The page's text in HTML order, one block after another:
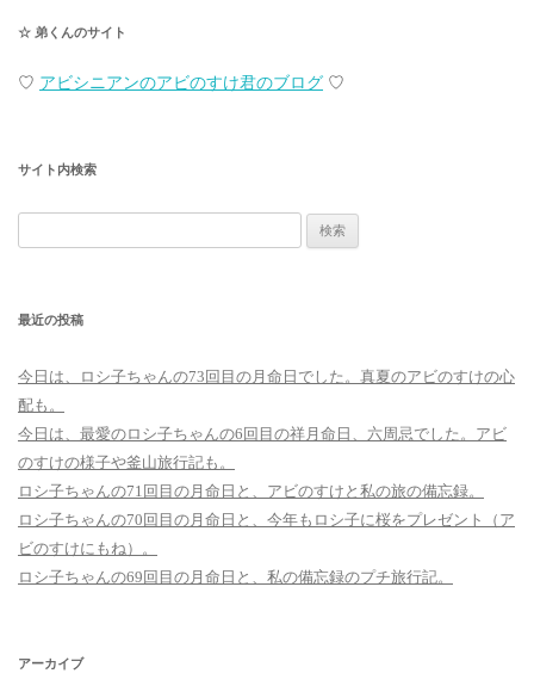
☆ 弟くんのサイト
♡ アビシニアンのアビのすけ君のブログ ♡
サイト内検索
索:
最近の投稿
今日は、ロシ子ちゃんの73回目の月命日でした。真夏のアビのすけの心
配も。
今日は、最愛のロシ子ちゃんの6回目の祥月命日、六周忌でした。アビ
のすけの様子や釜山旅行記も。
ロシ子ちゃんの71回目の月命日と、アビのすけと私の旅の備忘録。
ロシ子ちゃんの70回目の月命日と、今年もロシ子に桜をプレゼント（ア
ビのすけにもね）。
ロシ子ちゃんの69回目の月命日と、私の備忘録のプチ旅行記。
アーカイブ